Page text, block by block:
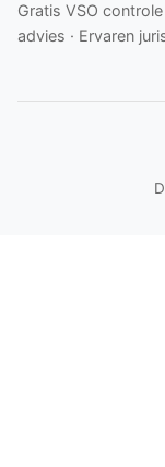
Gratis VSO controle
advies · Ervaren